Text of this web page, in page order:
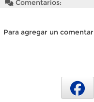
Comentarios:
Para agregar un